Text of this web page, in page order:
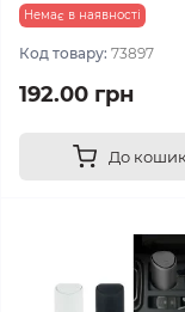
Немає в наявності
Код товару: 73897
192.00 грн
До